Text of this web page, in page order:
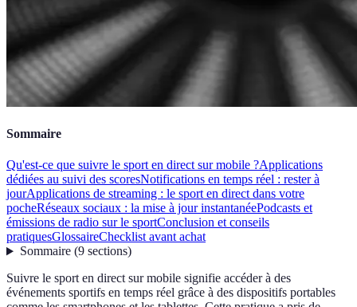
Sommaire
Qu'est-ce que suivre le sport en direct sur mobile ?Applications
dédiées au suivi des scoresNotifications en temps réel : rester à
jourApplications de streaming : le sport en direct dans votre
pocheRéseaux sociaux : la mise à jour instantanéePodcasts et
émissions de radio sur le sportConclusion et conseils
pratiquesGlossaireChecklist avant achat
Sommaire(9 sections)
Suivre le sport en direct sur mobile signifie accéder à des
événements sportifs en temps réel grâce à des dispositifs portables